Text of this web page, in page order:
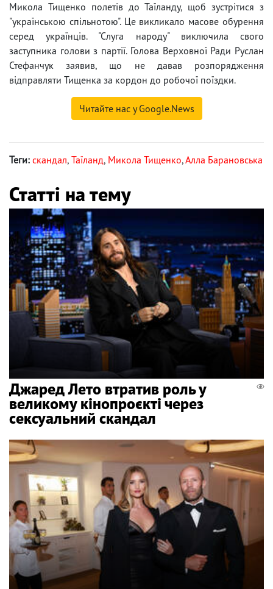
Микола Тищенко полетів до Таїланду, щоб зустрітися з
"українською спільнотою". Це викликало масове обурення
серед українців. "Слуга народу" виключила свого
заступника голови з партії. Голова Верховної Ради Руслан
Стефанчук заявив, що не давав розпорядження
відправляти Тищенка за кордон до робочої поїздки.
Читайте нас у Google.News
Теги: скандал, Таїланд, Микола Тищенко,Алла Барановська
Статті на тему
Джаред Лето втратив роль у
великому кінопроєкті через
сексуальний скандал